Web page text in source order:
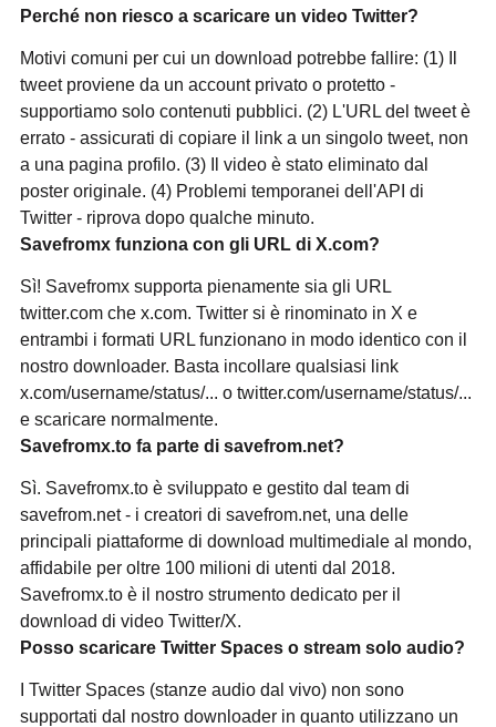
Perché non riesco a scaricare un video Twitter?
Motivi comuni per cui un download potrebbe fallire: (1) Il
tweet proviene da un account privato o protetto -
supportiamo solo contenuti pubblici. (2) L'URL del tweet è
errato - assicurati di copiare il link a un singolo tweet, non
a una pagina profilo. (3) Il video è stato eliminato dal
poster originale. (4) Problemi temporanei dell'API di
Twitter - riprova dopo qualche minuto.
Savefromx funziona con gli URL di X.com?
Sì! Savefromx supporta pienamente sia gli URL
twitter.com che x.com. Twitter si è rinominato in X e
entrambi i formati URL funzionano in modo identico con il
nostro downloader. Basta incollare qualsiasi link
x.com/username/status/... o twitter.com/username/status/...
e scaricare normalmente.
Savefromx.to fa parte di savefrom.net?
Sì. Savefromx.to è sviluppato e gestito dal team di
savefrom.net - i creatori di savefrom.net, una delle
principali piattaforme di download multimediale al mondo,
affidabile per oltre 100 milioni di utenti dal 2018.
Savefromx.to è il nostro strumento dedicato per il
download di video Twitter/X.
Posso scaricare Twitter Spaces o stream solo audio?
I Twitter Spaces (stanze audio dal vivo) non sono
supportati dal nostro downloader in quanto utilizzano un